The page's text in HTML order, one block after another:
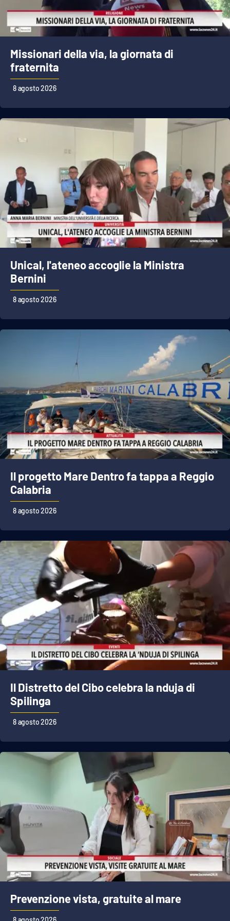
EDIZIONI
LOCALI
Catanzaro
Crotone
Reggio Calabria
Cosenza
Lamezia Terme
PROGETTI
SPECIALI
CALABRIAVISIONE
Destinazioni
Storie
LAC
NETWORK
Lactv.it
Laconair.it
Lacitymag.it
Lacapitalenews.it
Ilreggino.it
Cosenzachannel.it
Ilvibonese.it
Catanzarochannel.it
APP
Apple
Missionari della via, la giornata di
fraternita
8 agosto 2026
Unical, l'ateneo accoglie la Ministra
Bernini
8 agosto 2026
Il progetto Mare Dentro fa tappa a Reggio
Calabria
8 agosto 2026
Il Distretto del Cibo celebra la nduja di
Spilinga
8 agosto 2026
Prevenzione vista, gratuite al mare